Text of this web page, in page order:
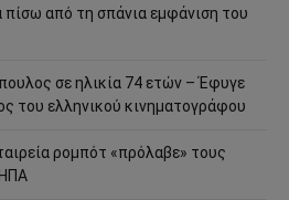
από τη σπάνια εμφάνιση του
σε ηλικία 74 ετών – Έφυγε
του ελληνικού κινηματογράφου
ρομπότ «πρόλαβε» τους